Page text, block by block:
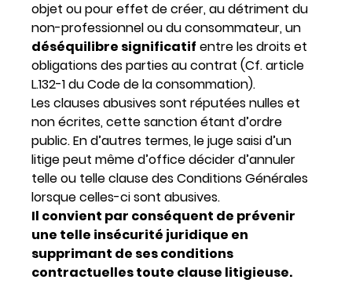
objet ou pour effet de créer, au détriment du
non-professionnel ou du consommateur, un
déséquilibre significatif entre les droits et
obligations des parties au contrat (Cf. article
L.132-1 du Code de la consommation).
Les clauses abusives sont réputées nulles et
non écrites, cette sanction étant d’ordre
public. En d’autres termes, le juge saisi d’un
litige peut même d’office décider d’annuler
telle ou telle clause des Conditions Générales
lorsque celles-ci sont abusives.
Il convient par conséquent de prévenir
une telle insécurité juridique en
supprimant de ses conditions
contractuelles toute clause litigieuse.